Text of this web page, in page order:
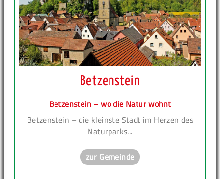
Betzenstein
Betzenstein – wo die Natur wohnt
Betzenstein – die kleinste Stadt im Herzen des
Naturparks...
zur Gemeinde